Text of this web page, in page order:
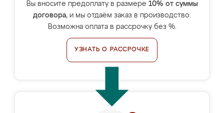
Вы вносите предоплату в размере 10% от суммы
договора, и мы отдаём заказ в производство.
Возможна оплата в рассрочку без %.
УЗНАТЬ О РАССРОЧКЕ